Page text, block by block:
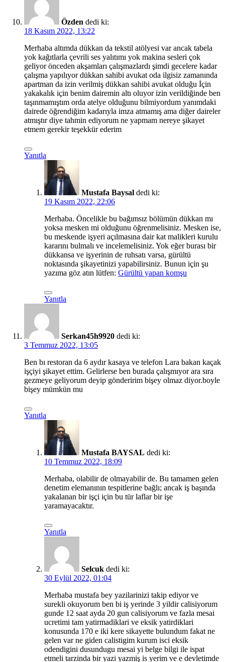
Özden dedi ki:
18 Kasım 2022, 13:22
Merhaba altımda dükkan da tekstil atölyesi var ancak tabela
yok kağıtlarla çevrili ses yalıtımı yok makina sesleri çok
geliyor önceden akşamları çalışmazlardı şimdi gecelere kadar
çalışma yapılıyor dükkan sahibi avukat oda ilgisiz zamanında
apartman da izin verilmiş dükkan sahibi avukat olduğu İçin
yakakalık için benim dairemin altı oluyor izin verildiğinde ben
taşınmamıştım orda atelye olduğunu bilmiyordum yanımdaki
dairede öğrendiğim kadarıyla imza atmamış ama diğer daireler
atmıştır diye tahmin ediyorum ne yapmam nereye şikayet
etmem gerekir teşekkür ederim
Yanıtla
Mustafa Baysal dedi ki:
19 Kasım 2022, 22:06
Merhaba. Öncelikle bu bağımsız bölümün dükkan mı
yoksa mesken mi olduğunu öğrenmelisiniz. Mesken ise,
bu meskende işyeri açılmasına dair kat malikleri kurulu
kararını bulmalı ve incelemelisiniz. Yok eğer burası bir
dükkansa ve işyerinin de ruhsatı varsa, gürültü
noktasında şikayetinizi yapabilirsiniz. Bunun için şu
yazıma göz atın lütfen: Gürültü yapan komşu
Yanıtla
Serkan45h9920 dedi ki:
3 Temmuz 2022, 13:05
Ben bı restoran da 6 aydır kasaya ve telefon Lara bakan kaçak
işçiyi şikayet ettim. Gelirlerse ben burada çalışmıyor ara sıra
gezmeye geliyorum deyip gönderirim bişey olmaz diyor.boyle
bişey mümkün mu
Yanıtla
Mustafa BAYSAL dedi ki:
10 Temmuz 2022, 18:09
Merhaba, olabilir de olmayabilir de. Bu tamamen gelen
denetim elemanının tespitlerine bağlı; ancak iş başında
yakalanan bir işçi için bu tür laflar bir işe
yaramayacaktır.
Yanıtla
Selcuk dedi ki:
30 Eylül 2022, 01:04
Merhaba mustafa bey yazilarinizi takip ediyor ve
surekli okuyorum ben bi iş yerinde 3 yildir calisiyorum
gunde 12 saat ayda 20 gun calisiyorum ve fazla mesai
ucretimi tam yatirmadiklari ve eksik yatirdiklari
konusunda 170 e iki kere sikayette bulundum fakat ne
gelen var ne giden calistigim kurum isci eksik
odendigini dusundugu mesai yi belge bilgi ile ispat
etmeli tarzinda bir yazi yazmiş is yerim ve e devletimde